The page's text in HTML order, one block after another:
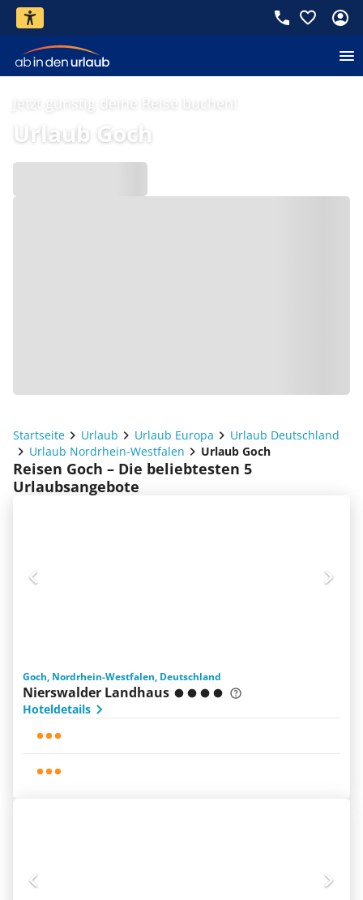
Jetzt günstig deine Reise buchen!
Urlaub Goch
Startseite Urlaub Urlaub Europa
Urlaub Deutschland
Urlaub Nordrhein-Westfalen
Urlaub Goch
Reisen Goch – Die beliebtesten 5
Urlaubsangebote
Goch, Nordrhein-Westfalen, Deutschland
Nierswalder Landhaus
Hoteldetails